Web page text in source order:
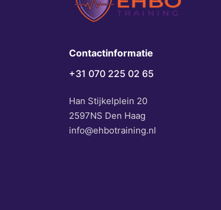
Contactinformatie
+31 070 225 02 65
Han Stijkelplein 20
2597NS Den Haag
info@ehbotraining.nl